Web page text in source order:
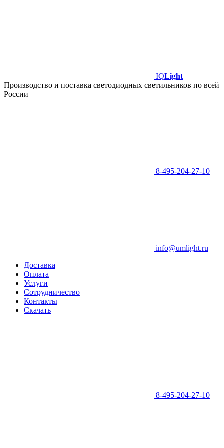
IQLight
Производство и поставка светодиодных светильников по всей
России
8-495-204-27-10
info@umlight.ru
Доставка
Оплата
Услуги
Сотрудничество
Контакты
Скачать
8-495-204-27-10